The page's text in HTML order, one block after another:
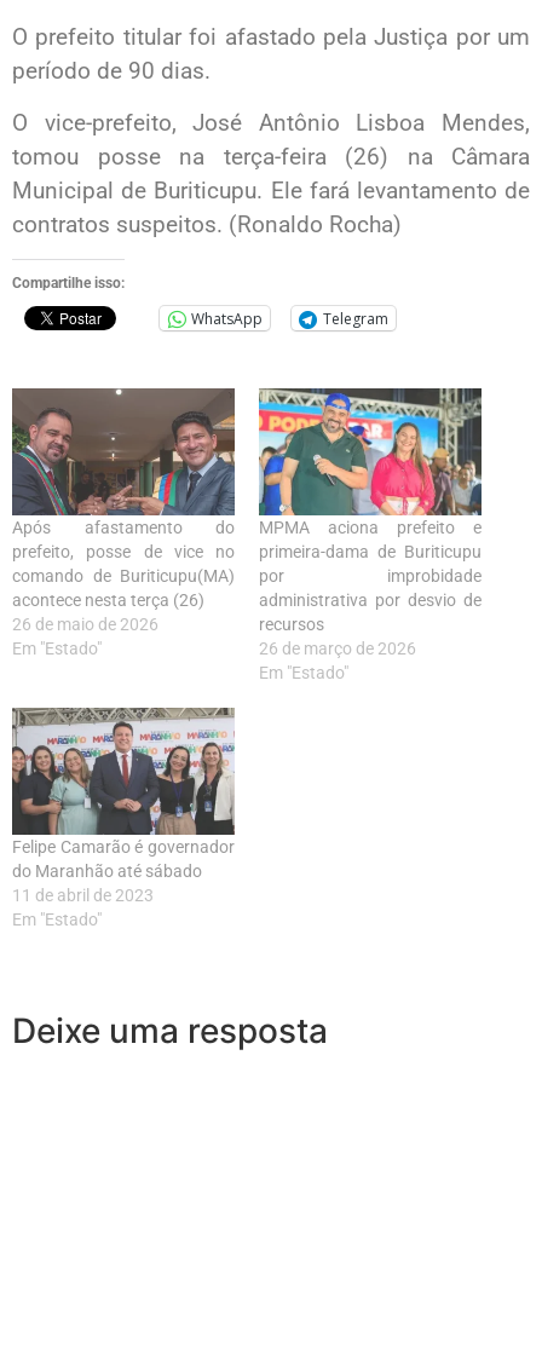
O prefeito titular foi afastado pela Justiça por um
período de 90 dias.
O vice-prefeito, José Antônio Lisboa Mendes,
tomou posse na terça-feira (26) na Câmara
Municipal de Buriticupu. Ele fará levantamento de
contratos suspeitos. (Ronaldo Rocha)
Compartilhe isso:
WhatsApp Telegram
Após afastamento do
prefeito, posse de vice no
comando de Buriticupu(MA)
acontece nesta terça (26)
26 de maio de 2026
Em "Estado"
MPMA aciona prefeito e
primeira-dama de Buriticupu
por improbidade
administrativa por desvio de
recursos
26 de março de 2026
Em "Estado"
Felipe Camarão é governador
do Maranhão até sábado
11 de abril de 2023
Em "Estado"
Deixe uma resposta